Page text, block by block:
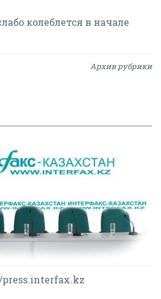
колеблется в начале
Архив рубрики
press.interfax.kz